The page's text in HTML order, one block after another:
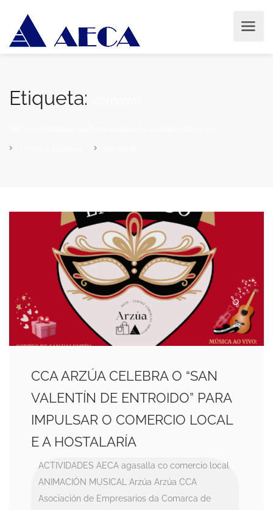
Etiqueta:
CCA ARZÚA CELEBRA O “SAN
VALENTÍN DE ENTROIDO” PARA
IMPULSAR O COMERCIO LOCAL
E A HOSTALARÍA
ACTIVIDADES AECA agasalla co comercio local
ANIMACIÓN MUSICAL
Arzúa Arzúa CCA
Asociación de Empresarios da Comarca de